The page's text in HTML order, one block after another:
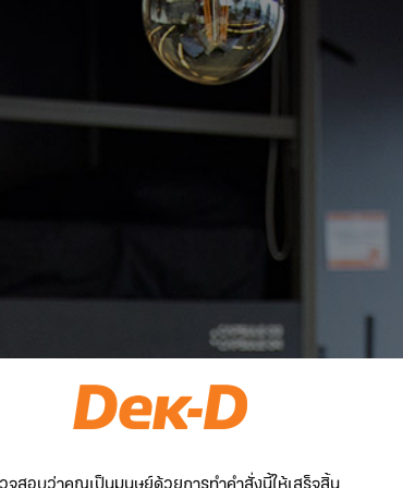
จสอบว่าคุณเป็นมนุษย์ด้วยการทำคำสั่งนี้ให้เสร็จสิ้น